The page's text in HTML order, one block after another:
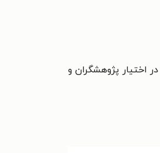
اختيار پژوهشگران و